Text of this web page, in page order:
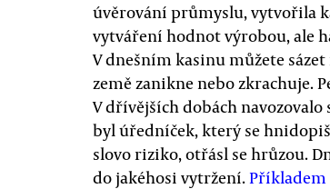
úvěrování průmyslu, vytvořila
vytváření hodnot výrobou, ale
V dnešním kasinu můžete
země zanikne nebo zkrachuje.
V dřívějších dobách
byl úředníček, který se
slovo riziko, otřásl se hrůzou.
do jakéhosi vytržení.Příkladem